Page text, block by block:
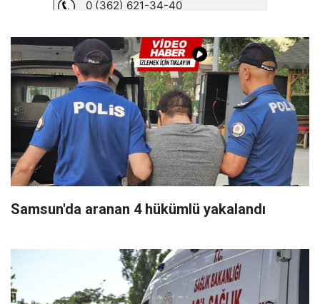
Samsun'da aranan 4 hükümlü yakalandı